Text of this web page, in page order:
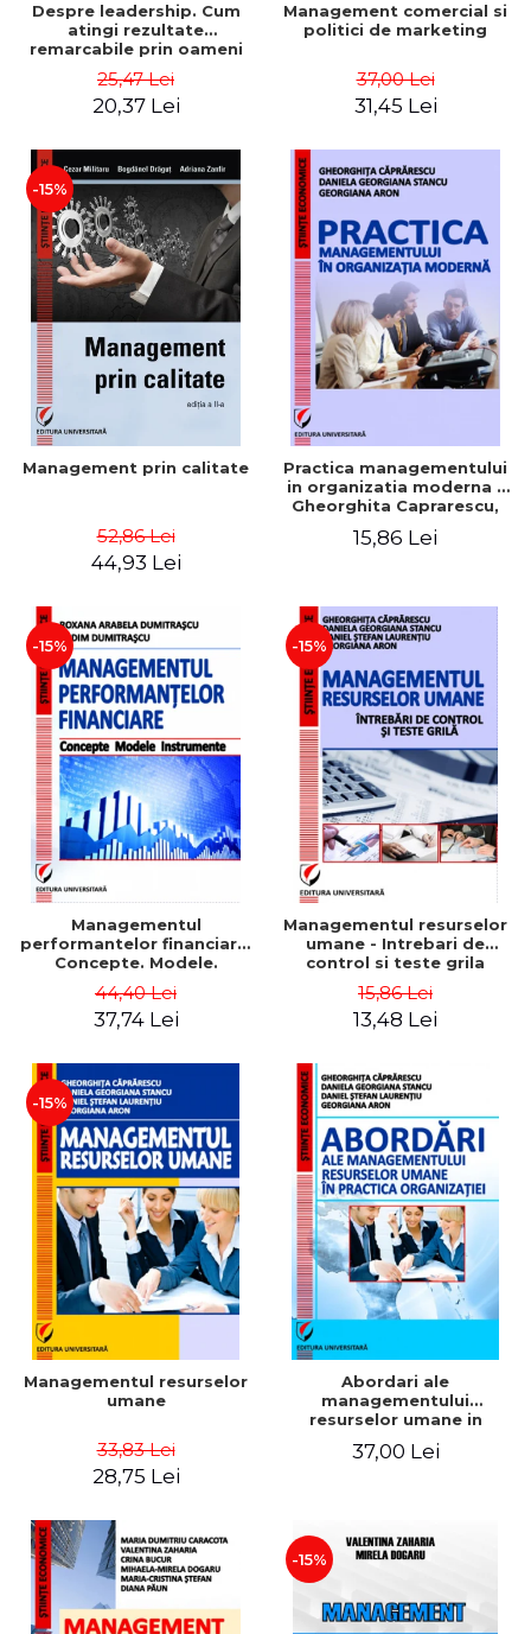
Despre leadership. Cum
atingi rezultate
remarcabile prin oameni
25,47 Lei
20,37 Lei
Management comercial si
politici de marketing
37,00 Lei
31,45 Lei
-15%
Management prin calitate
52,86 Lei
44,93 Lei
Practica managementului
in organizatia moderna -
Gheorghita Caprarescu,
Georgiana Aron
15,86 Lei
-15%
Managementul
performantelor financiare.
Concepte. Modele.
44,40 Lei
37,74 Lei
-15%
Managementul resurselor
umane - Intrebari de
control si teste grila
15,86 Lei
13,48 Lei
-15%
Managementul resurselor
umane
33,83 Lei
28,75 Lei
Abordari ale
managementului
resurselor umane in
37,00 Lei
-15%